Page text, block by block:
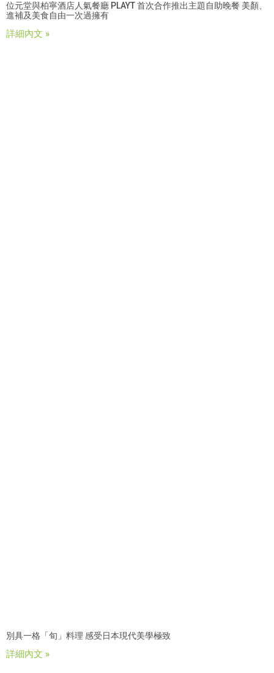
位元堂與柏寧酒店人氣餐廳 PLAYT 首次合作推出主題自助晚餐 美顏、
進補及美食自由一次過擁有
詳細內文 »
別具一格「旬」料理 感受日本現代美學極致
詳細內文 »